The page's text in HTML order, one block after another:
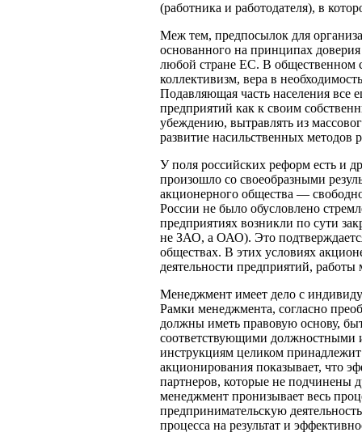
(работника и работодателя), в
Меж тем, предпосылок для
основанного на принципах
любой стране ЕС. В общественном
коллективизм, вера в
Подавляющая часть населения все
предприятий как к своим
убеждению, вытравлять из
развитие насильственных методов
У поля российских реформ есть и
произошло со своеобразными
акционерного общества —
России не было обусловлено
предприятиях возникли по сути
не ЗАО, а ОАО). Это
обществах. В этих условиях
деятельности предприятий, работы
Менеджмент имеет дело с
Рамки менеджмента, согласно
должны иметь правовую основу,
соответствующими должностными
инструкциям целиком
акционирования показывает, что
партнеров, которые не подчинены
менеджмент пронизывает весь
предпринимательскую
процесса на результат и